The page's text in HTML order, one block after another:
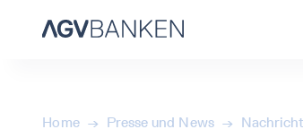
Home → Presse und News →